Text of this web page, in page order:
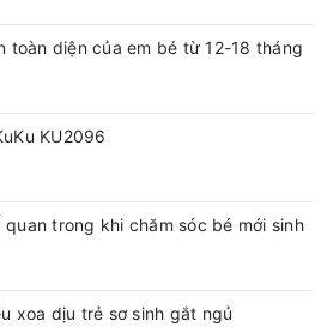
toàn diện của em bé từ 12-18 tháng
KU2096
trong khi chăm sóc bé mới sinh
xoa dịu trẻ sơ sinh gắt ngủ